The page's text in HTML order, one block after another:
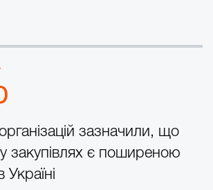
зазначили, що
закупівлях є поширеною